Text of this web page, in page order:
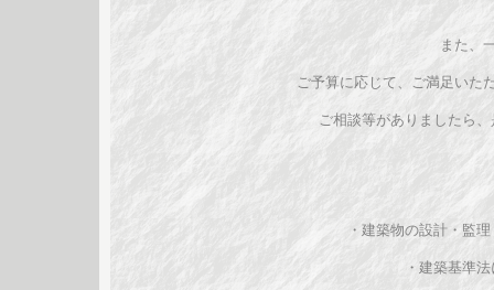
また、
ご予算に応じて、ご満足いた
ご相談等がありましたら
・建築物の設計・監
・建築基準